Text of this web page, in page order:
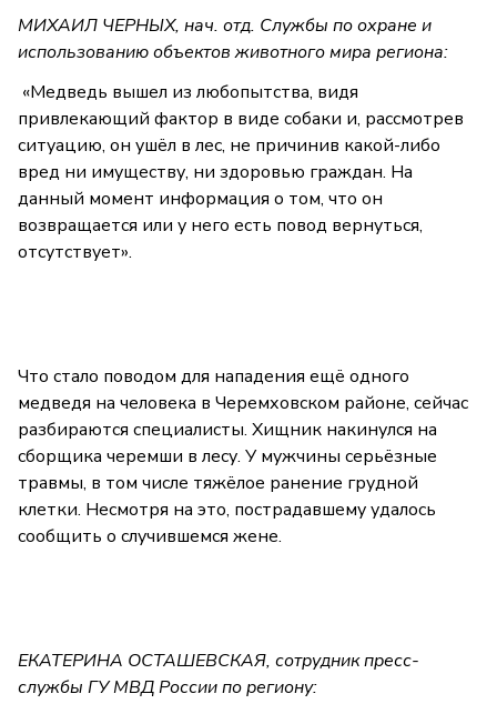
МИХАИЛ ЧЕРНЫХ, нач. отд. Службы по охране и
использованию объектов животного мира региона:
«Медведь вышел из любопытства, видя
привлекающий фактор в виде собаки и, рассмотрев
ситуацию, он ушёл в лес, не причинив какой-либо
вред ни имуществу, ни здоровью граждан. На
данный момент информация о том, что он
возвращается или у него есть повод вернуться,
отсутствует».
Что стало поводом для нападения ещё одного
медведя на человека в Черемховском районе, сейчас
разбираются специалисты. Хищник накинулся на
сборщика черемши в лесу. У мужчины серьёзные
травмы, в том числе тяжёлое ранение грудной
клетки. Несмотря на это, пострадавшему удалось
сообщить о случившемся жене.
ЕКАТЕРИНА ОСТАШЕВСКАЯ, сотрудник пресс-
службы ГУ МВД России по региону: